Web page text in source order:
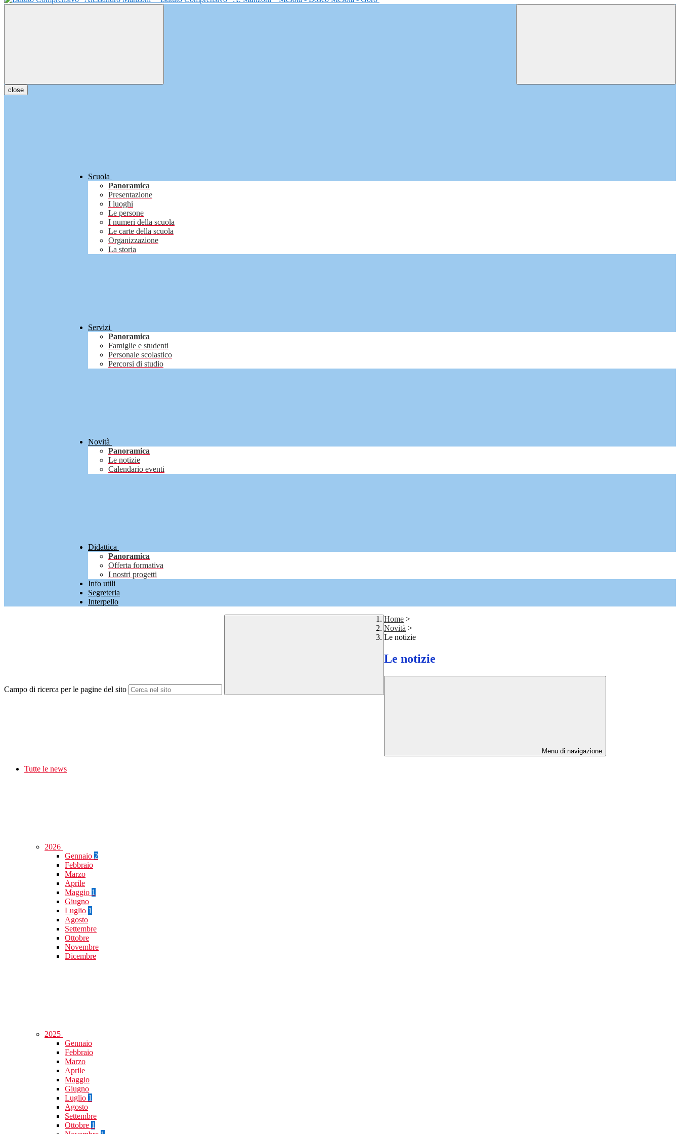
close
Scuola
Panoramica
Presentazione
I luoghi
Le persone
I numeri della scuola
Le carte della scuola
Organizzazione
La storia
Servizi
Panoramica
Famiglie e studenti
Personale scolastico
Percorsi di studio
Novità
Panoramica
Le notizie
Calendario eventi
Didattica
Panoramica
Offerta formativa
I nostri progetti
Info utili
Segreteria
Interpello
Campo di ricerca per le pagine del sito
Home >
Novità >
Le notizie
Le notizie
Menu di navigazione
Tutte le news
2026
Gennaio 2
Febbraio
Marzo
Aprile
Maggio 1
Giugno
Luglio 1
Agosto
Settembre
Ottobre
Novembre
Dicembre
2025
Gennaio
Febbraio
Marzo
Aprile
Maggio
Giugno
Luglio 1
Agosto
Settembre
Ottobre 1